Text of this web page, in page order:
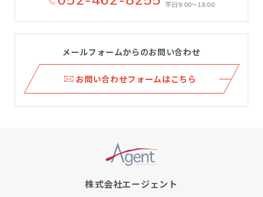
平日9:00〜18:00
メールフォームからのお問い合わせ
お問い合わせフォームはこちら
株式会社エージェント